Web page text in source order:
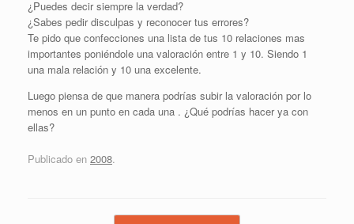
¿Puedes decir siempre la verdad?
¿Sabes pedir disculpas y reconocer tus errores?
Te pido que confecciones una lista de tus 10 relaciones mas
importantes poniéndole una valoración entre 1 y 10. Siendo 1
una mala relación y 10 una excelente.
Luego piensa de que manera podrías subir la valoración por lo
menos en un punto en cada una . ¿Qué podrías hacer ya con
ellas?
Publicado en 2008.